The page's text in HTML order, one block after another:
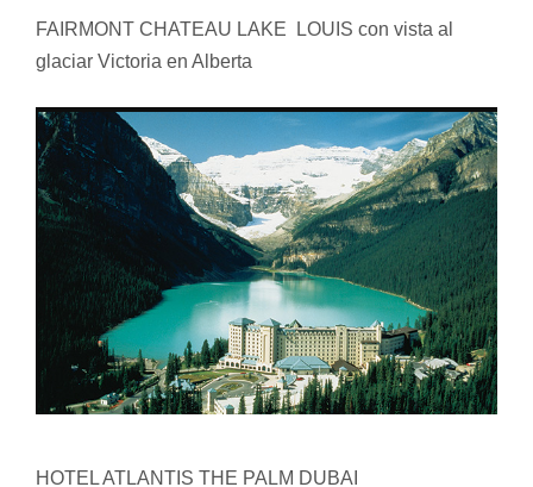
FAIRMONT CHATEAU LAKE LOUIS con vista al
glaciar Victoria en Alberta
HOTEL ATLANTIS THE PALM DUBAI